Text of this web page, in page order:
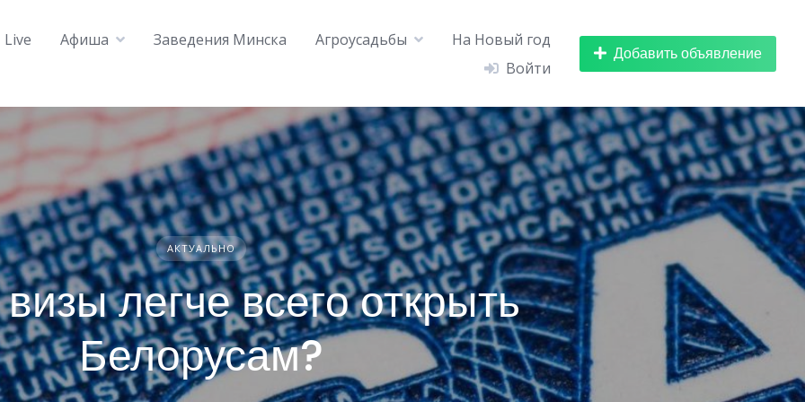
Live Афиша Заведения Минска Агроусадьбы
На Новый год
Войти
Добавить объявление
АКТУАЛЬНО
легче всего открыть
Белорусам?